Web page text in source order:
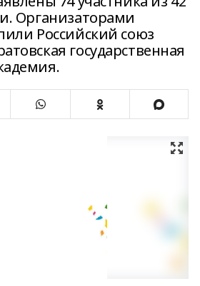
Организаторами
Российский союз
государственная